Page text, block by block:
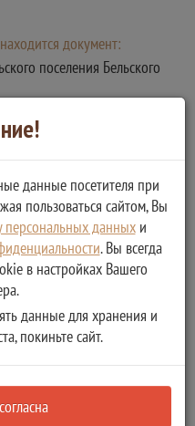
документ:
поселения Бельского
жилым
в
данные посетителя при
пользоваться сайтом, Вы
персональных данныхи
. Вы всегда
в настройках Вашего
данные для хранения и
покиньте сайт.